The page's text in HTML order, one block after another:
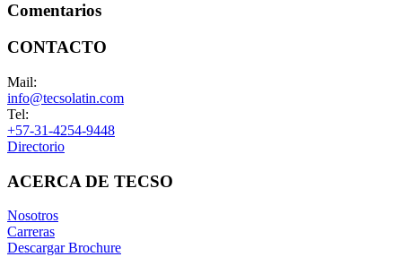
Comentarios
CONTACTO
Mail:
info@tecsolatin.com
Tel:
+57-31-4254-9448
Directorio
ACERCA DE TECSO
Nosotros
Carreras
Descargar Brochure